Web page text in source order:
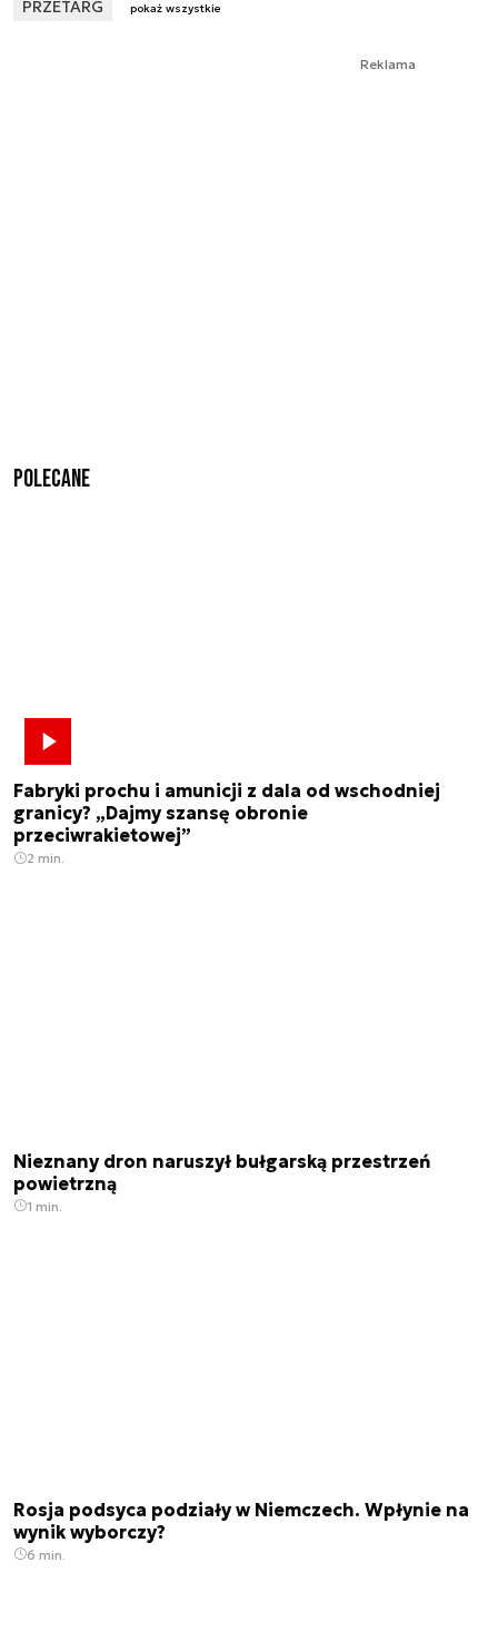
PRZETARG pokaż wszystkie
Reklama
Polecane
Fabryki prochu i amunicji z dala od wschodniej
granicy? „Dajmy szansę obronie
przeciwrakietowej”
2 min.
Nieznany dron naruszył bułgarską przestrzeń
powietrzną
1 min.
Rosja podsyca podziały w Niemczech. Wpłynie na
wynik wyborczy?
6 min.